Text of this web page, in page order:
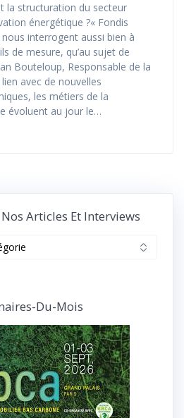
la structuration du secteur
énergétique ?« Fondis
interrogent aussi bien à
de mesure, qu’au sujet de
Bouteloup, Responsable de la
avec de nouvelles
les métiers de la
évoluent au jour le…
Articles Et Interviews
interviews
Du-Mois